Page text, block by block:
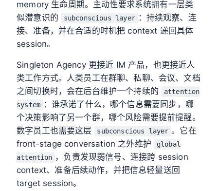
memory 生命周期。主动性要求系统拥有一层类
似潜意识的
subconscious layer ：持续观察、连
接、准备，并在合适的时机把 context 递回具体
session。
Singleton Agency 更接近 IM 产品，也更接近人
类工作方式。人类员工在群聊、私聊、会议、文档
之间切换时，会在后台维护一个持续的
attention
system ：谁承诺了什么，哪个信息需要同步，哪
个决策影响了另一个群，哪个风险需要提前提醒。
数字员工也需要这层
subconscious layer 。它在
front-stage conversation 之外维护
global
attention ，负责发现弱信号、连接跨 session
context、准备后续动作，并把信息轻量送回
target session。